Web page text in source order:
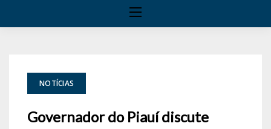
NOTÍCIAS
Governador do Piauí discute